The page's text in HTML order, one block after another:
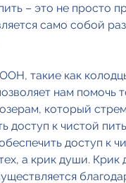
– это не просто
само собой
такие как
нам помочь
который
доступ к чистой
доступ к
а крик души.